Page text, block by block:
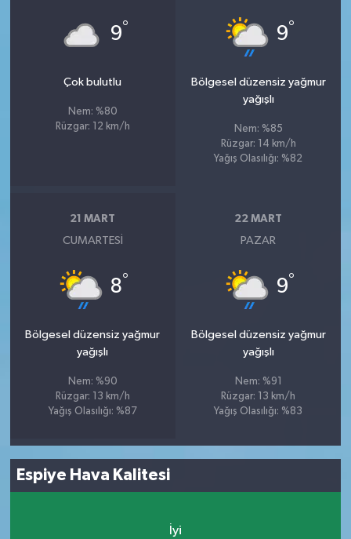
9°
Çok bulutlu
Nem: %80
Rüzgar: 12 km/h
9°
Bölgesel düzensiz yağmur
yağışlı
Nem: %85
Rüzgar: 14 km/h
Yağış Olasılığı: %82
21 MART
CUMARTESI
8°
Bölgesel düzensiz yağmur
yağışlı
Nem: %90
Rüzgar: 13 km/h
Yağış Olasılığı: %87
22 MART
PAZAR
9°
Bölgesel düzensiz yağmur
yağışlı
Nem: %91
Rüzgar: 13 km/h
Yağış Olasılığı: %83
Espiye Hava Kalitesi
İyi